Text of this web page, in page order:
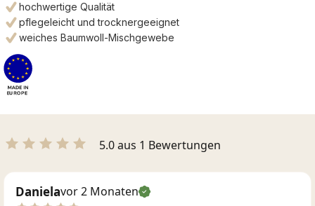
hochwertige Qualität
pflegeleicht und trocknergeeignet
weiches Baumwoll-Mischgewebe
5.0 aus 1 Bewertungen
Danielavor 2 Monaten